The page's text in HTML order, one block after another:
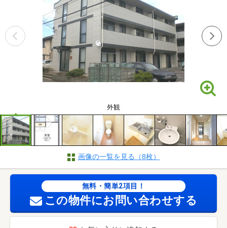
外観
画像の一覧を見る（8枚）
無料・簡単2項目！
この物件にお問い合わせする